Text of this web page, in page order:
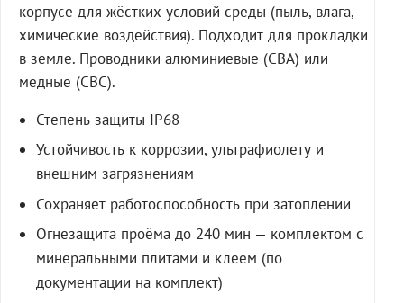
корпусе для жёстких условий среды (пыль, влага,
химические воздействия). Подходит для прокладки
в земле. Проводники алюминиевые (СВА) или
медные (СВС).
Степень защиты IP68
Устойчивость к коррозии, ультрафиолету и
внешним загрязнениям
Сохраняет работоспособность при затоплении
Огнезащита проёма до 240 мин — комплектом с
минеральными плитами и клеем (по
документации на комплект)